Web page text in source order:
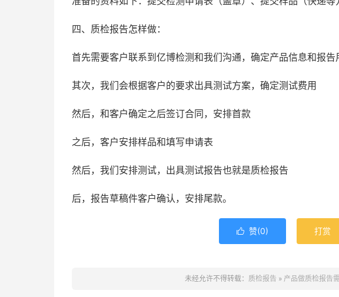
四、质检报告怎样做：
首先需要客户联系到亿博检测和我们沟通，确定产品信息和报
其次，我们会根据客户的要求出具测试方案，确定测试费用
然后，和客户确定之后签订合同，安排首款
之后，客户安排样品和填写申请表
然后，我们安排测试，出具测试报告也就是质检报告
后，报告草稿件客户确认，安排尾款。
 赞(0) 打赏
未经允许不得转载： 质检报告 » 产品做质检报告